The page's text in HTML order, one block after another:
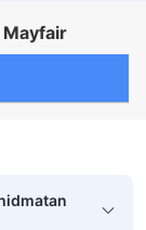
Mayfair